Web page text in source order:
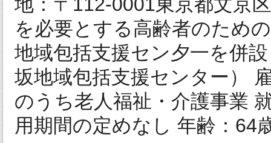
を必要とする高齢者のため
地域包括支援セン夕一を併
坂地域包括支援センター）
のうち老人福祉・介護事業
用期間の定めなし 年齢：64